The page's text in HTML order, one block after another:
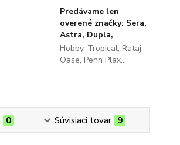
Predávame len
overené značky: Sera,
Astra, Dupla,
Hobby, Tropical, Rataj,
Oase, Penn Plax...
0 Súvisiaci tovar 9